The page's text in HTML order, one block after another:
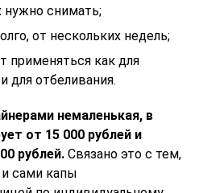
нужно снимать;
от нескольких недель;
применяться как для
для отбеливания.
немаленькая, в
от 15 000 рублей и
рублей. Связано это с тем,
и сами капы